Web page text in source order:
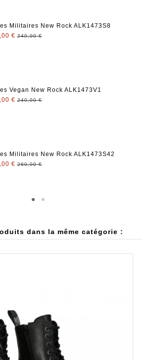
Militaires New Rock ALK1473S8
€ 240,00 €
Vegan New Rock ALK1473V1
€ 240,00 €
Militaires New Rock ALK1473S42
€ 260,00 €
dans la même catégorie :